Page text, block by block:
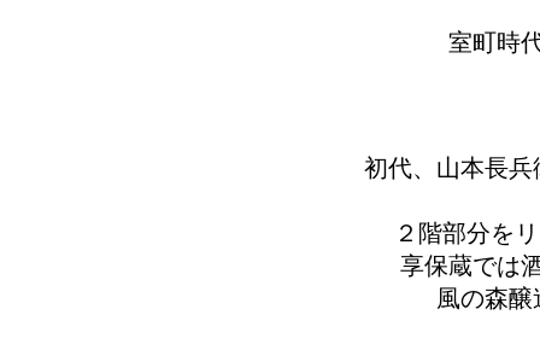
室町時
初代、山本長
２階部分を
享保蔵では
風の森